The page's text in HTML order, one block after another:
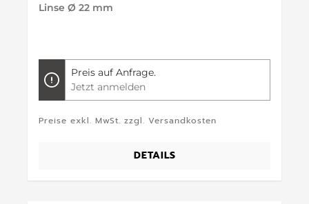
Linse Ø 22 mm
Preis auf Anfrage.
Jetzt anmelden
Preise exkl. MwSt. zzgl. Versandkosten
DETAILS